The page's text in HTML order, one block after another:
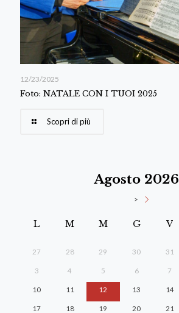
12/23/2025
Foto: NATALE CON I TUOI 2025
Scopri di più
Agosto 2026
>
L M M G V
27 28 29 30 31
3 4 5 6 7
10 11 12 13 14
17 18 19 20 21